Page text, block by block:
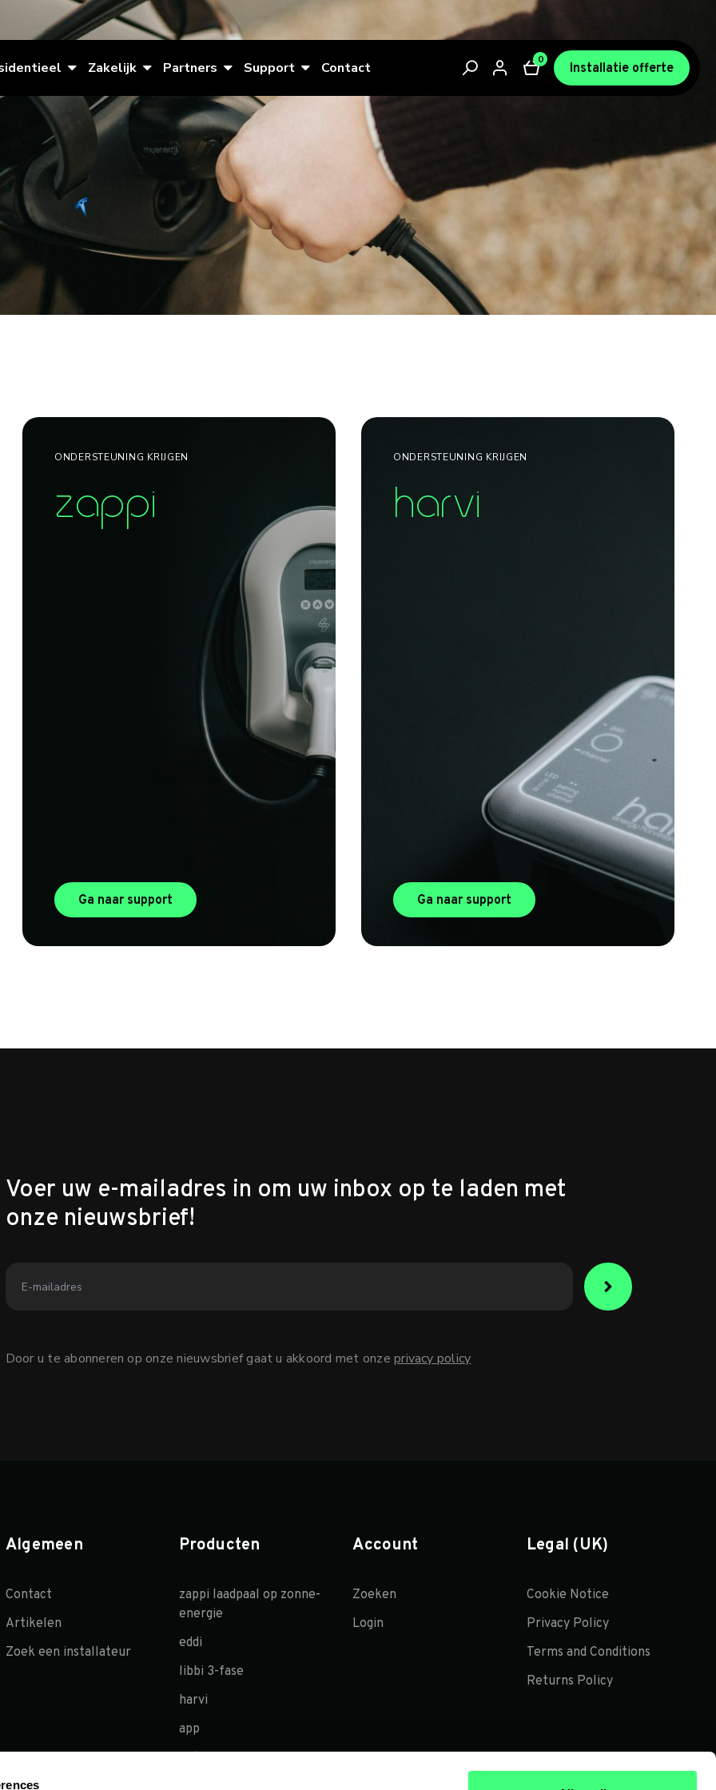
Zakelijk Partners Support Contact 0
Installatie offerte
ONDERSTEUNING KRIJGEN
zappi
Ga naar support
ONDERSTEUNING KRIJGEN
harvi
Ga naar support
Voer uw e-mailadres in om uw inbox op te laden met
onze nieuwsbrief!
Door u te abonneren op onze nieuwsbrief gaat u akkoord met onzeprivacy policy
Algemeen
Contact
Artikelen
Zoek een installateur
Producten
zappi laadpaal op zonne-
energie
eddi
libbi 3-fase
harvi
app
Account
Zoeken
Login
Legal (UK)
Cookie Notice
Privacy Policy
Terms and Conditions
Returns Policy